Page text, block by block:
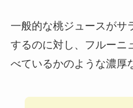
一般的な桃ジュースがサ
するのに対し、フルーニ
べているかのような濃厚